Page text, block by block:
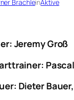
BrachleinAktive
Jeremy Groß
Dieter